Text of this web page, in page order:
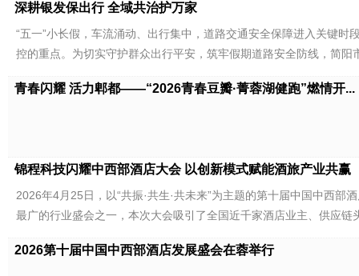
深耕银发保出行 全域共治护万家
“五一”小长假，车流涌动、出行集中，道路交通安全保障进入关键
控的重点。为切实守护群众出行平安，筑牢假期道路安全防线，简阳
青春闪耀 活力郫都——“2026青春豆瓣·菁蓉湖健跑”燃情开...
锦程科技闪耀中西部酒店大会 以创新模式赋能酒旅产业共赢
2026年4月25日，以“共振·共生·共未来”为主题的第十届中国中西
最广的行业盛会之一，本次大会吸引了全国近千家酒店业主、供应链
2026第十届中国中西部酒店发展盛会在蓉举行